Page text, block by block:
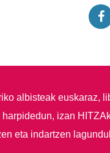
albisteak euskaraz,
harpidedun, izan
eta indartzen